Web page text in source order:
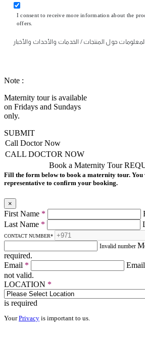
I consent to receive more information about the
offers.
حول المنتجات / الخدمات والأحداث والأخبار
Note :
Maternity tour is available
on Fridays and Sundays
only.
SUBMIT
Call Doctor Now
CALL DOCTOR NOW
Book a Maternity Tour
Fill the form below to book a maternity tour.
representative to confirm your booking.
×
First Name *
Last Name *
CONTACT NUMBER*
Invalid number
required.
Email *
not valid.
LOCATION *
is required
YourPrivacy is important to us.